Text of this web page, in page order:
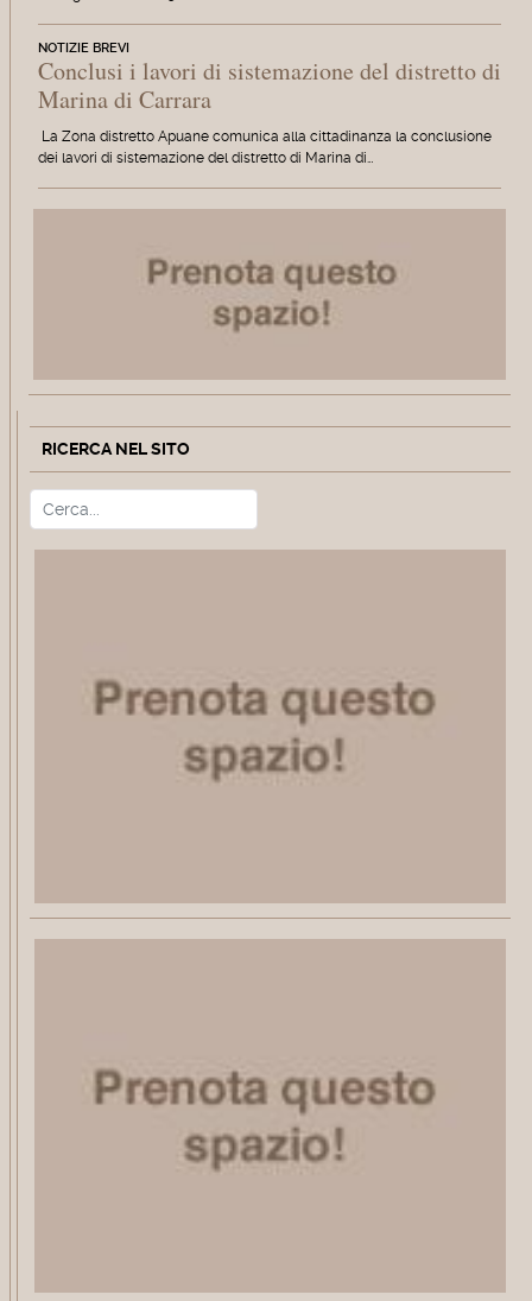
NOTIZIE BREVI
Conclusi i lavori di sistemazione del distretto di
Marina di Carrara
La Zona distretto Apuane comunica alla cittadinanza la conclusione
dei lavori di sistemazione del distretto di Marina di…
RICERCA NEL SITO
Cerca Type 2 or more characters for